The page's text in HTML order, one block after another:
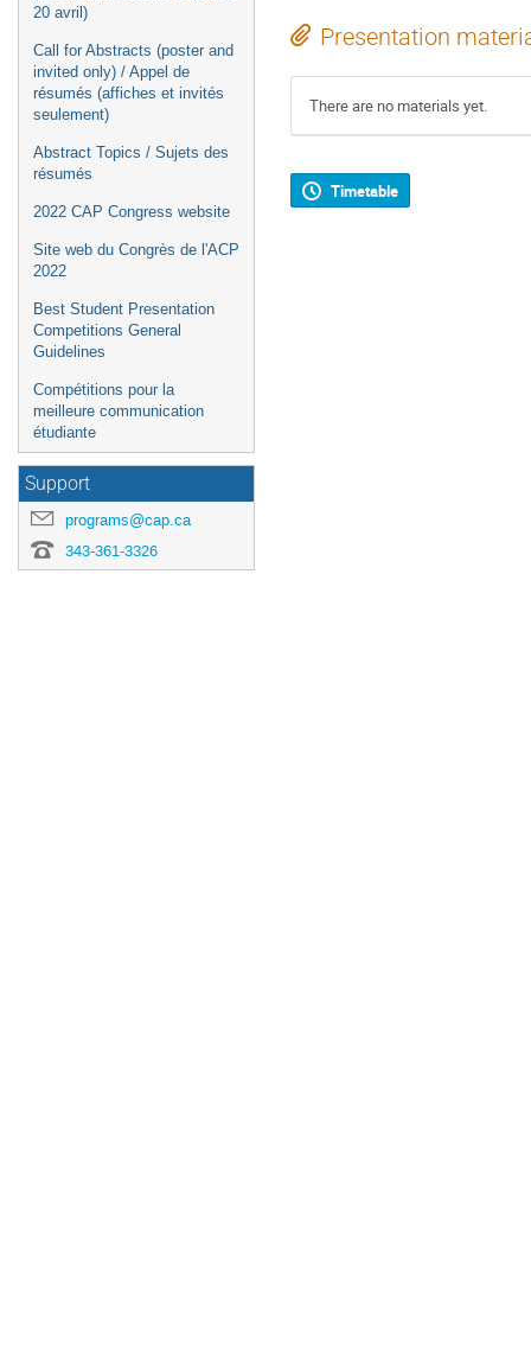
20 avril)
Call for Abstracts (poster and
invited only) / Appel de
résumés (affiches et invités
seulement)
Abstract Topics / Sujets des
résumés
2022 CAP Congress website
Site web du Congrès de l'ACP
2022
Best Student Presentation
Competitions General
Guidelines
Compétitions pour la
meilleure communication
étudiante
Support
programs@cap.ca
343-361-3326
Presentation
There are no materials yet.
Timetable